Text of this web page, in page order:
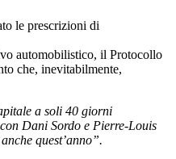
le prescrizioni di
automobilistico, il Protocollo
che, inevitabilmente,
a soli 40 giorni
Dani Sordo e Pierre-Louis
quest’anno”.